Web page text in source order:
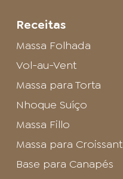
Receitas
Massa Folhada
Vol-au-Vent
Massa para Torta
Nhoque Suíço
Massa Fillo
Massa para Croissant
Base para Canapés